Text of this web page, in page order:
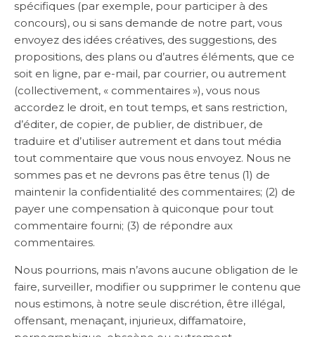
spécifiques (par exemple, pour participer à des
concours), ou si sans demande de notre part, vous
envoyez des idées créatives, des suggestions, des
propositions, des plans ou d’autres éléments, que ce
soit en ligne, par e-mail, par courrier, ou autrement
(collectivement, « commentaires »), vous nous
accordez le droit, en tout temps, et sans restriction,
d’éditer, de copier, de publier, de distribuer, de
traduire et d’utiliser autrement et dans tout média
tout commentaire que vous nous envoyez. Nous ne
sommes pas et ne devrons pas être tenus (1) de
maintenir la confidentialité des commentaires; (2) de
payer une compensation à quiconque pour tout
commentaire fourni; (3) de répondre aux
commentaires.
Nous pourrions, mais n’avons aucune obligation de le
faire, surveiller, modifier ou supprimer le contenu que
nous estimons, à notre seule discrétion, être illégal,
offensant, menaçant, injurieux, diffamatoire,